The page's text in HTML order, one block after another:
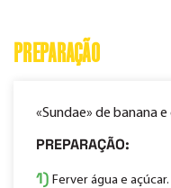
PREPARAÇÃO
«Sundae» de banana
PREPARAÇÃO:
1) Ferver água e açúcar.